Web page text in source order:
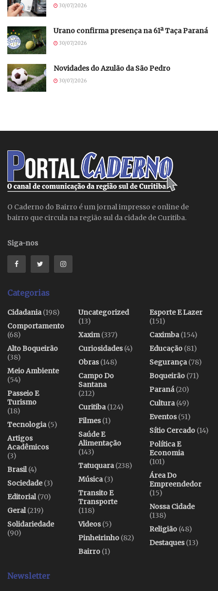
30/07/2026
Urano confirma presença na 61ª Taça Paraná
30/07/2026
Novidades do Azulão da São Pedro
30/07/2026
O Caderno do Bairro é um jornal impresso e online de
bairro que circula na região sul da cidade de Curitiba.
Siga-nos
Categorias
Cidadania(198)
Comportamento
(68)
Alto Boqueirão
(38)
Meio Ambiente
(54)
Passeio E
Turismo
(18)
Tecnologia(5)
Artigos
Acadêmicos
(3)
Brasil(4)
Sociedade(3)
Editorial(70)
Geral(219)
Solidariedade
(90)
Uncategorized
(13)
Xaxim(337)
Curiosidades(4)
Obras(148)
Campo Do
Santana
(212)
Curitiba(124)
Filmes(1)
Saúde E
Alimentação
(143)
Tatuquara(238)
Música(3)
Transito E
Transporte
(118)
Videos(5)
Pinheirinho (82)
Bairro (1)
Esporte E Lazer
(151)
Caximba(154)
Educação (81)
Segurança(78)
Boqueirão (71)
Paraná(20)
Cultura(49)
Eventos(51)
Sítio Cercado (14)
Política E
Economia
(101)
Área Do
Empreendedor
(15)
Nossa Cidade
(138)
Religião (48)
Destaques(13)
Newsletter